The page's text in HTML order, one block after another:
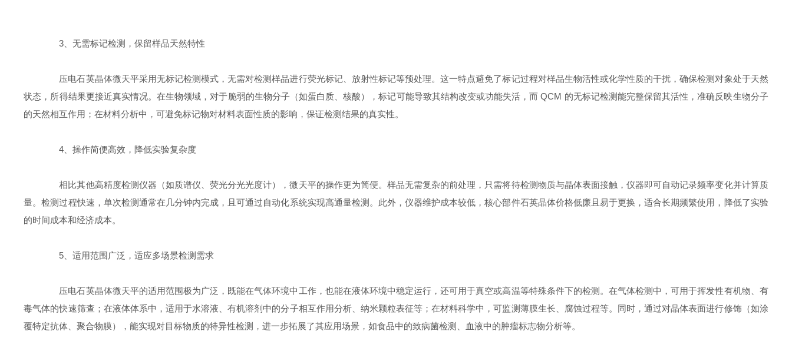
3、无需标记检测，保留样品天然特性​
压电石英晶体微天平采用无标记检测模式，无需对检测样品进行荧光标记、放射性标记等预处理。这一特点避免了标记过程对样品生物活性或化学性质的干扰，确保检测对象处于天然
状态，所得结果更接近真实情况。在生物领域，对于脆弱的生物分子（如蛋白质、核酸），标记可能导致其结构改变或功能失活，而 QCM 的无标记检测能完整保留其活性，准确反映生物分子
的天然相互作用；在材料分析中，可避免标记物对材料表面性质的影响，保证检测结果的真实性。​
4、操作简便高效，降低实验复杂度​
相比其他高精度检测仪器（如质谱仪、荧光分光光度计），微天平的操作更为简便。样品无需复杂的前处理，只需将待检测物质与晶体表面接触，仪器即可自动记录频率变化并计算质
量。检测过程快速，单次检测通常在几分钟内完成，且可通过自动化系统实现高通量检测。此外，仪器维护成本较低，核心部件石英晶体价格低廉且易于更换，适合长期频繁使用，降低了实验
的时间成本和经济成本。​
5、适用范围广泛，适应多场景检测需求​
压电石英晶体微天平的适用范围极为广泛，既能在气体环境中工作，也能在液体环境中稳定运行，还可用于真空或高温等特殊条件下的检测。在气体检测中，可用于挥发性有机物、有
毒气体的快速筛查；在液体体系中，适用于水溶液、有机溶剂中的分子相互作用分析、纳米颗粒表征等；在材料科学中，可监测薄膜生长、腐蚀过程等。同时，通过对晶体表面进行修饰（如涂
覆特定抗体、聚合物膜），能实现对目标物质的特异性检测，进一步拓展了其应用场景，如食品中的致病菌检测、血液中的肿瘤标志物分析等。​